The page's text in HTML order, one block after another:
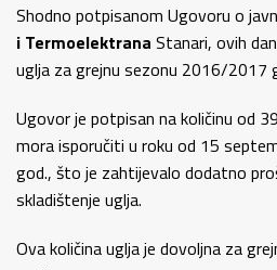
Shodno potpisanom Ugovoru o
i Termoelektrana Stanari, ovih
uglja za grejnu sezonu 2016/2017
Ugovor je potpisan na količinu od
mora isporučiti u roku od 15
god., što je zahtijevalo dodatno
skladištenje uglja.
Ova količina uglja je dovoljna za